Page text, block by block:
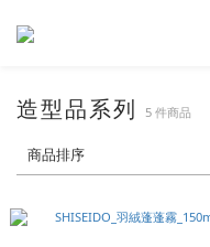
造型品系列 5 件商品
商品排序